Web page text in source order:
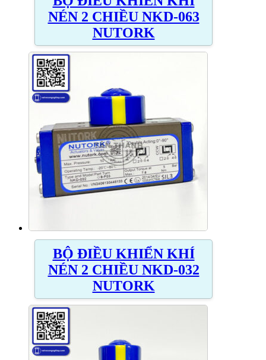
NÉN 2 CHIỀU NKD-063
NUTORK
BỘ ĐIỀU KHIỂN KHÍ
NÉN 2 CHIỀU NKD-032
NUTORK